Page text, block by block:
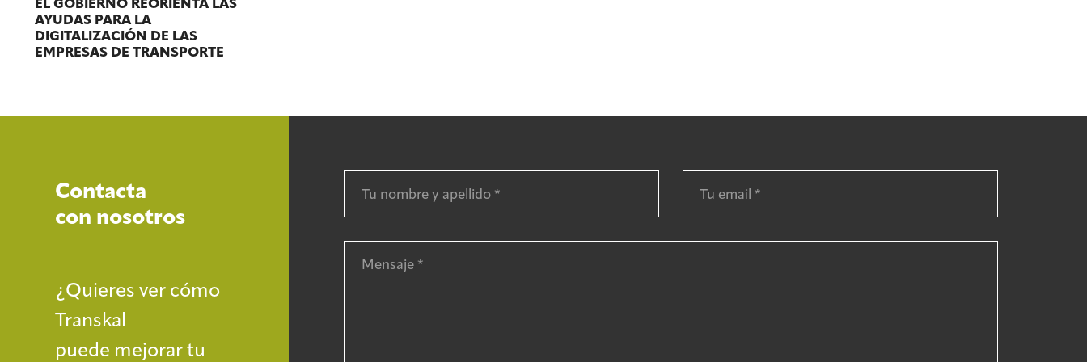
EL GOBIERNO REORIENTA LAS
AYUDAS PARA LA
DIGITALIZACIÓN DE LAS
EMPRESAS DE TRANSPORTE
Contacta
con nosotros
¿Quieres ver cómo
Transkal
puede mejorar tu